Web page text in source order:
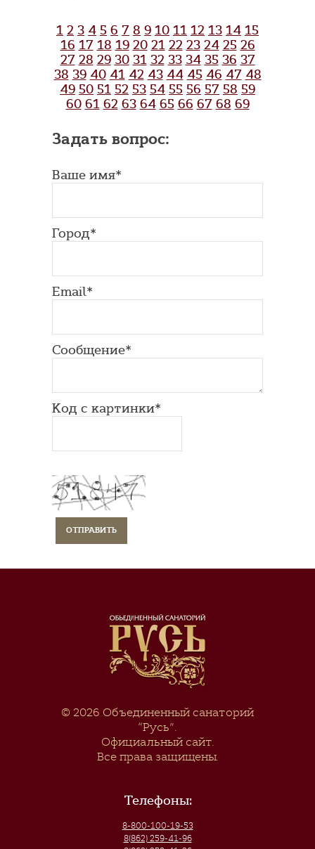
1 2 3 4 5 6 7 8 9 10 11 12 13 14 15
16 17 18 19 20 21 22 23 24 25 26
27 28 29 30 31 32 33 34 35 36 37
38 39 40 41 42 43 44 45 46 47 48
49 50 51 52 53 54 55 56 57 58 59
60 61 62 63 64 65 66 67 68 69
Задать вопрос:
Ваше имя*
Город*
Email*
Сообщение*
Код с картинки*
© 2026 Объединенный санаторий
“Русь”.
Официальный сайт.
Все права защищены.
Телефоны:
8-800-100-19-53
8(862) 259-41-96